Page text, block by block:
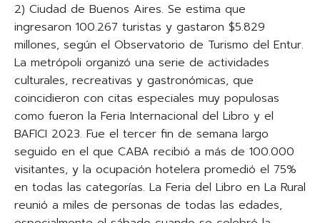
2) Ciudad de Buenos Aires. Se estima que
ingresaron 100.267 turistas y gastaron $5.829
millones, según el Observatorio de Turismo del Entur.
La metrópoli organizó una serie de actividades
culturales, recreativas y gastronómicas, que
coincidieron con citas especiales muy populosas
como fueron la Feria Internacional del Libro y el
BAFICI 2023. Fue el tercer fin de semana largo
seguido en el que CABA recibió a más de 100.000
visitantes, y la ocupación hotelera promedió el 75%
en todas las categorías. La Feria del Libro en La Rural
reunió a miles de personas de todas las edades,